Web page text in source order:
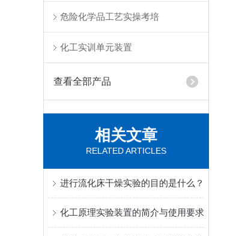
危险化学品工艺实操考培
化工实训单元装置
查看全部产品
相关文章
RELATED ARTICLES
进行流化床干燥实验的目的是什么？
化工原理实验装置的简介与使用要求